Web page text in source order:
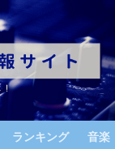
ランキング 音楽